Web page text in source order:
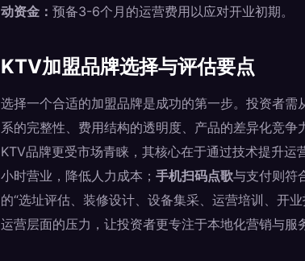
动资金： 预备3-6个月的运营费用以应对开业初期。
KTV加盟品牌选择与评估要点
选择一个合适的加盟品牌是成功的第一步。投资者
系的完整性、费用结构的透明度、产品的差异化竞
KTV品牌更受市场青睐，其核心在于通过技术提升运
小时营业，降低人力成本； 手机扫码点歌与支付则符
的“选址评估、装修设计、设备集采、运营培训、开
运营层面的压力，让投资者更专注于本地化营销与服